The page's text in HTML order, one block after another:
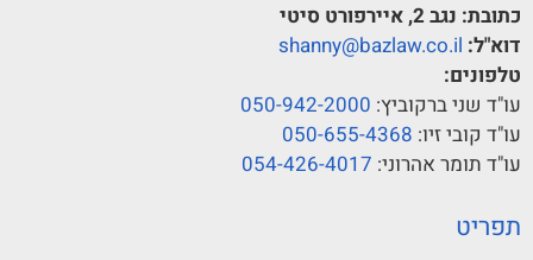
כתובת: נגב 2, איירפורט סיטי
דוא"ל: shanny@bazlaw.co.il
טלפונים:
עו"ד שני ברקוביץ: 050-942-2000
עו"ד קובי זיו: 050-655-4368
עו"ד תומר אהרוני: 054-426-4017
תפריט